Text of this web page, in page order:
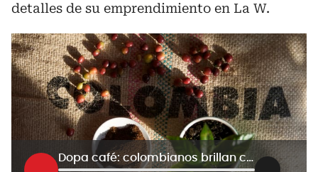
detalles de su emprendimiento en La W.
Dopa café: colombianos brillan con su emprendimiento en Carabanchel, Madrid